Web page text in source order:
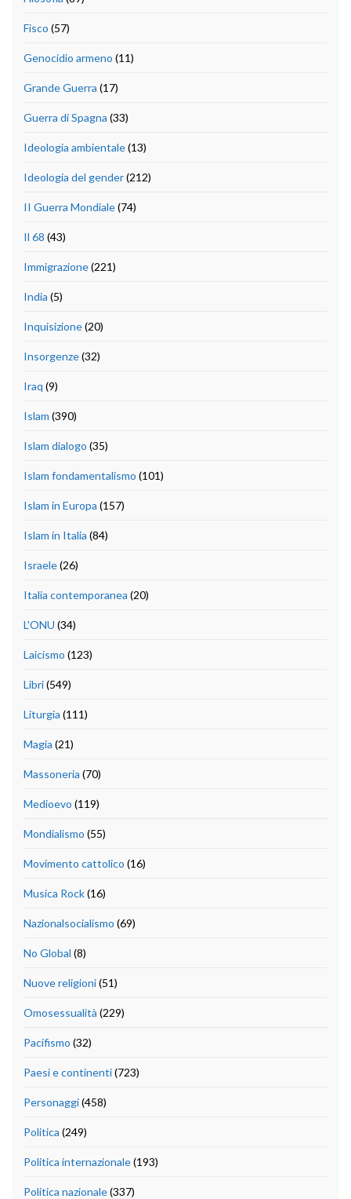
Fisco (57)
Genocidio armeno (11)
Grande Guerra (17)
Guerra di Spagna (33)
Ideologia ambientale(13)
Ideologia del gender(212)
II Guerra Mondiale(74)
Il 68 (43)
Immigrazione(221)
India (5)
Inquisizione(20)
Insorgenze(32)
Iraq (9)
Islam (390)
Islam dialogo (35)
Islam fondamentalismo (101)
Islam in Europa (157)
Islam in Italia (84)
Israele(26)
Italia contemporanea (20)
L'ONU (34)
Laicismo (123)
Libri(549)
Liturgia (111)
Magia (21)
Massoneria (70)
Medioevo (119)
Mondialismo (55)
Movimento cattolico (16)
Musica Rock(16)
Nazionalsocialismo (69)
No Global (8)
Nuove religioni(51)
Omosessualità (229)
Pacifismo (32)
Paesi e continenti(723)
Personaggi(458)
Politica (249)
Politica internazionale(193)
Politica nazionale(337)